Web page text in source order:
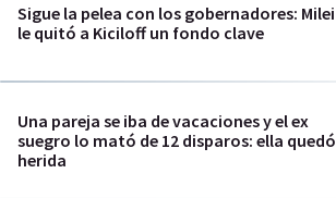
Sigue la pelea con los gobernadores: Milei
le quitó a Kiciloff un fondo clave
Una pareja se iba de vacaciones y el ex
suegro lo mató de 12 disparos: ella quedó
herida